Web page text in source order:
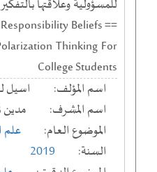
للمسؤولية وعلاقتها
Responsibility Beliefs
Thinking For
College Students
اسم المؤلف:
اسيل
اسم المشرف:
الموضوع العام:
علم
السنة:
2019